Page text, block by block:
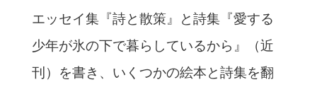
エッセイ集『詩と散策』と詩集『愛する
少年が氷の下で暮らしているから』（近
刊）を書き、いくつかの絵本と詩集を翻